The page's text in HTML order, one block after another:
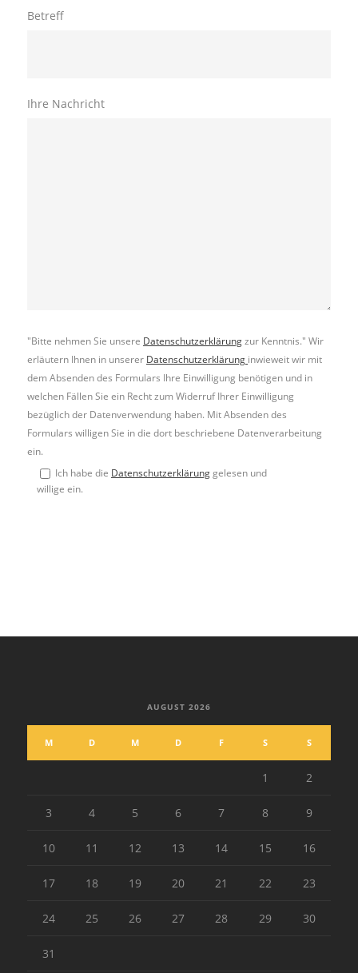
Betreff
Ihre Nachricht
"Bitte nehmen Sie unsere Datenschutzerklärungzur Kenntnis." Wir
erläutern Ihnen in unserer Datenschutzerklärung inwieweit wir mit
dem Absenden des Formulars Ihre Einwilligung benötigen und in
welchen Fällen Sie ein Recht zum Widerruf Ihrer Einwilligung
bezüglich der Datenverwendung haben. Mit Absenden des
Formulars willigen Sie in die dort beschriebene Datenverarbeitung
ein.
Ich habe die Datenschutzerklärung gelesen und
willige ein.
AUGUST 2026
M D M D F S S
1 2
3 4 5 6 7 8 9
10 11 12 13 14 15 16
17 18 19 20 21 22 23
24 25 26 27 28 29 30
31